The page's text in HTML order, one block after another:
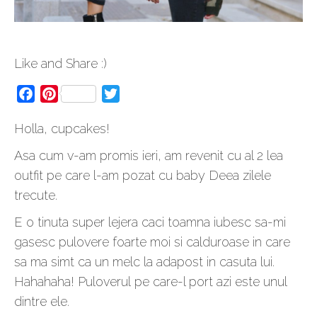
Like and Share :)
FacebookPinterest
Holla, cupcakes!
Asa cum v-am promis ieri, am revenit cu al 2 lea
outfit pe care l-am pozat cu baby Deea zilele
trecute.
E o tinuta super lejera caci toamna iubesc sa-mi
gasesc pulovere foarte moi si calduroase in care
sa ma simt ca un melc la adapost in casuta lui.
Hahahaha! Puloverul pe care-l port azi este unul
dintre ele.